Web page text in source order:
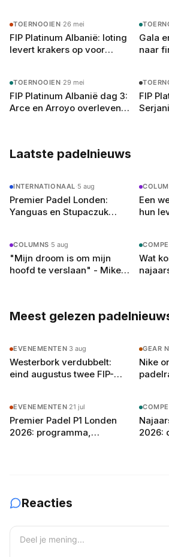
Nederlands (met een licht
schrijft hij over alles van
toernooien tot de opkomst
lokale club in Amsterdam-
van een terugkeer naar
journalist, welteverstaan.
TOERNOOIEN·26 mei
FIP Platinum Albanië: loting
levert krakers op voor
Gala
naar
om
TOERNOOIEN·29 mei
FIP Platinum Albanië dag 3:
Arce en Arroyo overleven
FIP
Laatste padelnieuws
INTERNATIONAAL·5 aug
Premier Padel Londen:
Yanguas en Stupaczuk
reekshoofden eruit
Een
hun
COLUMNS·5 aug
"Mijn droom is om mijn
hoofd te verslaan" - Mike
Wat
Meest gelezen
EVENEMENTEN·3 aug
Westerbork verdubbelt:
eind augustus twee FIP-
GEAR
Nike
EVENEMENTEN·21 jul
Premier Padel P1 Londen
2026: programma,
2026:
Reacties